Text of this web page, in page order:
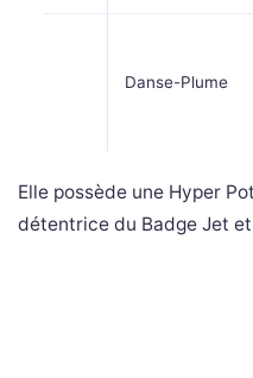
Danse-Plume
Elle possède une Hyper
détentrice du Badge Jet